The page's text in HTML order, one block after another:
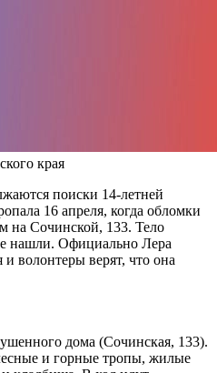
края
поиски 14-летней
16 апреля, когда обломки
на Сочинской, 133. Тело
нашли. Официально Лера
волонтеры верят, что она
дома (Сочинская, 133).
и горные тропы, жилые